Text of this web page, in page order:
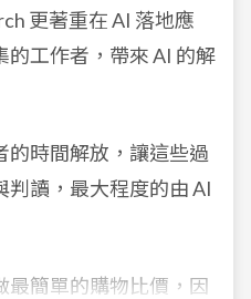
更著重在 AI 落地應
工作者，帶來 AI 的解
的時間解放，讓這些過
讀，最大程度的由 AI
最簡單的購物比價，因